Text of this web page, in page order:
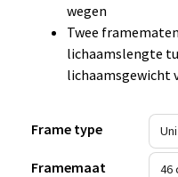
wegen
Twee
lichaamslengte
lichaamsgewicht
Frame type
Framemaat